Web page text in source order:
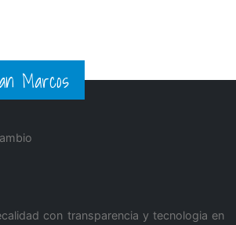
Marcos
con transparencia y tecnologia en